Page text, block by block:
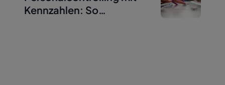
Kennzahlen: So